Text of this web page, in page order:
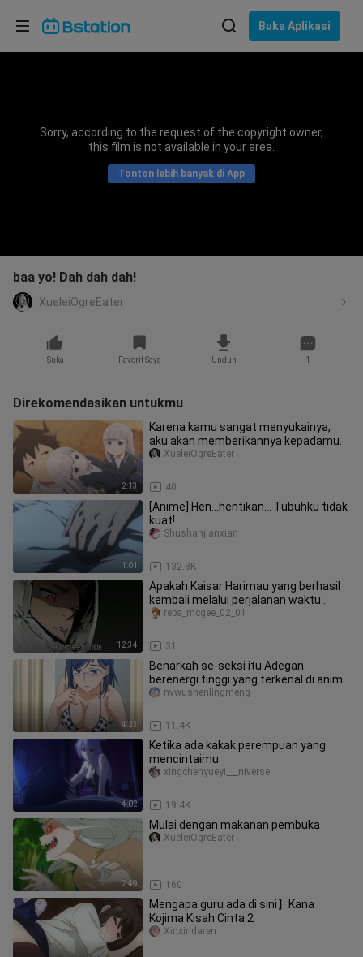
Buka Aplikasi
Sorry, according to the request of the copyright owner,
this film is not available in your area.
Tonton lebih banyak di App
baa yo! Dah dah dah!
XueleiOgreEater
Suka Favorit Saya Unduh 1
Direkomendasikan untukmu
2:13
Karena kamu sangat menyukainya,
aku akan memberikannya kepadamu.
40
XueleiOgreEater
1:01
[Anime] Hen...hentikan... Tubuhku tidak
kuat!
132.8K
Shushanjianxian
12:34
Apakah Kaisar Harimau yang berhasil
kembali melalui perjalanan waktu
mampu mengubah takdir kematian
31
reba_mcgee_02_01
4:23
Benarkah se-seksi itu Adegan
berenergi tinggi yang terkenal di anime
#46
11.4K
nvwushenlingmeng
4:02
Ketika ada kakak perempuan yang
mencintaimu
19.4K
xingchenyueyi___niverse
2:49
Mulai dengan makanan pembuka
160
XueleiOgreEater
Mengapa guru ada di sini】Kana
Kojima Kisah Cinta 2
Xinxindaren
Pilih bahasa
Bahasa Indonesia